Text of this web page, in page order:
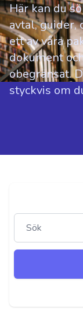
Här kan du
avtal, guider,
ett av våra
dokument
obegränsat.
styckvis om